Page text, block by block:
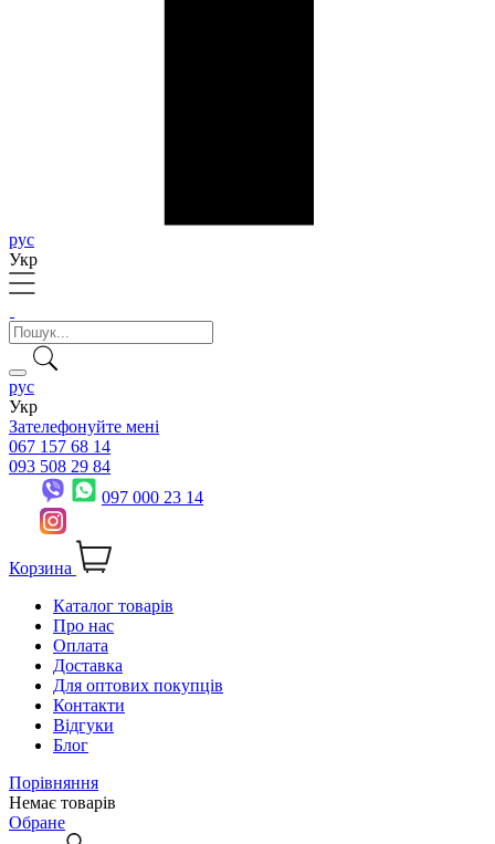
рус
Укр
рус
Укр
Зателефонуйте мені
067 157 68 14
093 508 29 84
097 000 23 14
Корзина
Каталог товарів
Про нас
Оплата
Доставка
Для оптових покупців
Контакти
Відгуки
Блог
Порівняння
Немає товарів
Обране